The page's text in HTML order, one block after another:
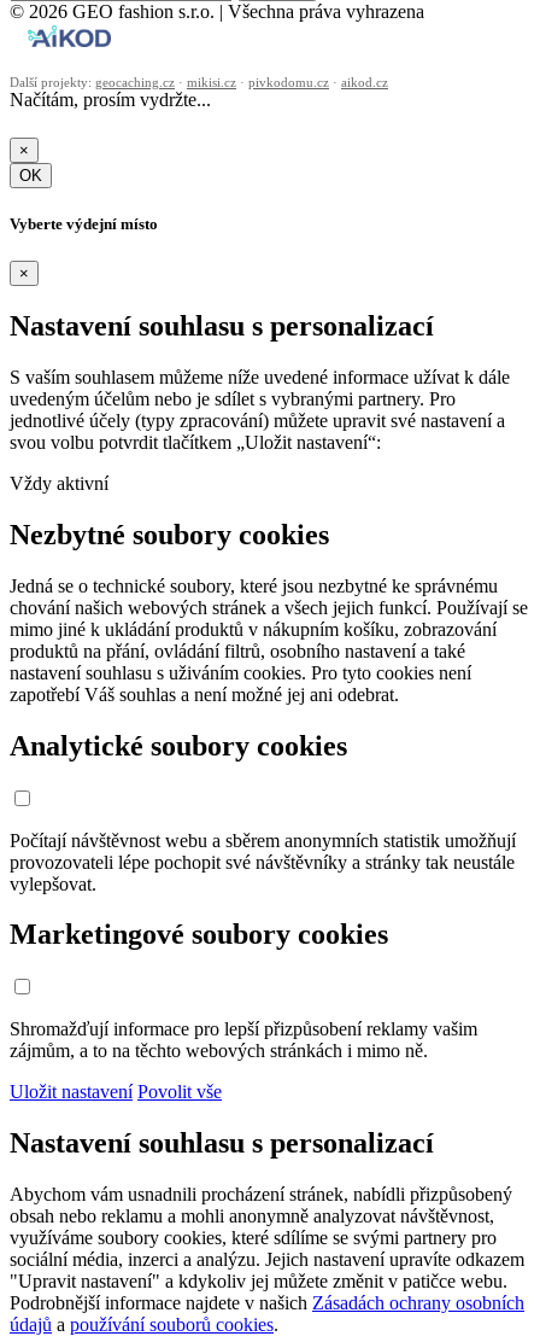
© 2026 GEO fashion s.r.o. | Všechna práva vyhrazena
Další projekty: geocaching.cz · mikisi.cz · pivkodomu.cz · aikod.cz
Načítám, prosím vydržte...
×
OK
Vyberte výdejní místo
×
Nastavení souhlasu s personalizací
S vaším souhlasem můžeme níže uvedené informace užívat k dále
uvedeným účelům nebo je sdílet s vybranými partnery. Pro
jednotlivé účely (typy zpracování) můžete upravit své nastavení a
svou volbu potvrdit tlačítkem „Uložit nastavení“:
Vždy aktivní
Nezbytné soubory cookies
Jedná se o technické soubory, které jsou nezbytné ke správnému
chování našich webových stránek a všech jejich funkcí. Používají se
mimo jiné k ukládání produktů v nákupním košíku, zobrazování
produktů na přání, ovládání filtrů, osobního nastavení a také
nastavení souhlasu s uživáním cookies. Pro tyto cookies není
zapotřebí Váš souhlas a není možné jej ani odebrat.
Analytické soubory cookies
Počítají návštěvnost webu a sběrem anonymních statistik umožňují
provozovateli lépe pochopit své návštěvníky a stránky tak neustále
vylepšovat.
Marketingové soubory cookies
Shromažďují informace pro lepší přizpůsobení reklamy vašim
zájmům, a to na těchto webových stránkách i mimo ně.
Uložit nastavení Povolit vše
Nastavení souhlasu s personalizací
Abychom vám usnadnili procházení stránek, nabídli přizpůsobený
obsah nebo reklamu a mohli anonymně analyzovat návštěvnost,
využíváme soubory cookies, které sdílíme se svými partnery pro
sociální média, inzerci a analýzu. Jejich nastavení upravíte odkazem
"Upravit nastavení" a kdykoliv jej můžete změnit v patičce webu.
Podrobnější informace najdete v našich Zásadách ochrany osobních
údajů a používání souborů cookies.